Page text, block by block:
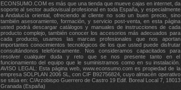
ECONSUMO.COM es más que una tienda que mueve cajas en internet, da
soporte al sector audiovisual profesional en toda España, y especialmente
a Andalucía oriental, ofreciendo al cliente no solo un buen precio, sino
también asesoramiento, formación, y servicio post-venta, en esta página
usted podrá descargar catálogos y manuales de instrucciones de cada
producto complejo, también conocer los accesorios más adecuados para
cada producto, usamos las marcas profesionales que nos aportan
importantes conocimientos tecnológicos de los que usted puede disfrutar
consultándonos telefónicamente. Nos consideramos capacitados para
resolver cualquier duda y reto que se nos presente tanto en el
funcionamiento del equipo que le suministramos como en su instalación.
AVISO LEGAL: Esta página web, www.econsumo.com es propiedad de la
empresa SOLPLAN 2006 SL, con CIF B92756824, cuyo almacén operativo
se sitúa en: C/Arzobispo Guerrero de Castro 19 Edif. Boreal Local 7, 18013
Granada (España)